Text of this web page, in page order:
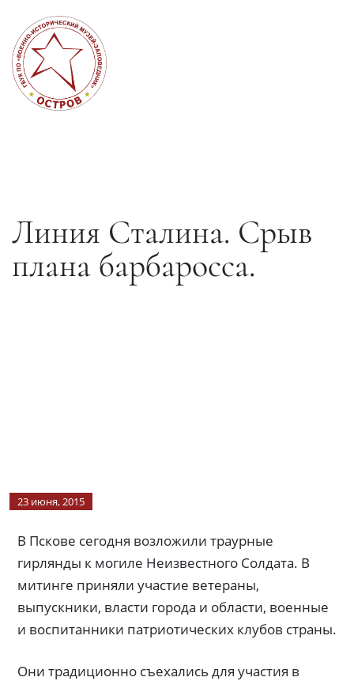
Линия Сталина. Срыв
плана барбаросса.
23 июня, 2015
В Пскове сегодня возложили траурные
гирлянды к могиле Неизвестного Солдата. В
митинге приняли участие ветераны,
выпускники, власти города и области, военные
и воспитанники патриотических клубов страны.
Они традиционно съехались для участия в